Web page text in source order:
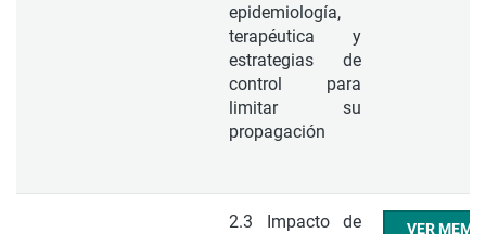
epidemiología,
terapéutica y
estrategias de
control para
limitar su
propagación
2.3 Impacto de
VER